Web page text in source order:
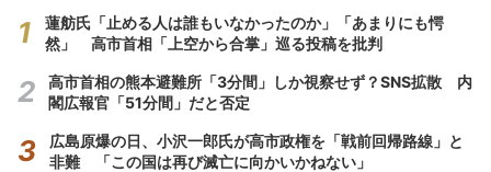
蓮舫氏「止める人は誰もいなかったのか」「あまりにも愕
然」 高市首相「上空から合掌」巡る投稿を批判
高市首相の熊本避難所「3分間」しか視察せず？SNS拡散 内
閣広報官「51分間」だと否定
広島原爆の日、小沢一郎氏が高市政権を「戦前回帰路線」と
非難 「この国は再び滅亡に向かいかねない」